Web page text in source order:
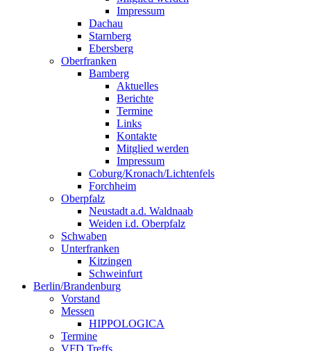
Impressum
Dachau
Starnberg
Ebersberg
Oberfranken
Bamberg
Aktuelles
Berichte
Termine
Links
Kontakte
Mitglied werden
Impressum
Coburg/Kronach/Lichtenfels
Forchheim
Oberpfalz
Neustadt a.d. Waldnaab
Weiden i.d. Oberpfalz
Schwaben
Unterfranken
Kitzingen
Schweinfurt
Berlin/Brandenburg
Vorstand
Messen
HIPPOLOGICA
Termine
VFD Treffs